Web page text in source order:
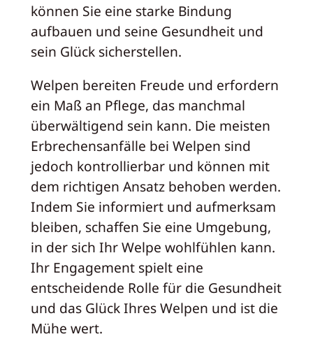
können Sie eine starke Bindung
aufbauen und seine Gesundheit und
sein Glück sicherstellen.
Welpen bereiten Freude und erfordern
ein Maß an Pflege, das manchmal
überwältigend sein kann. Die meisten
Erbrechensanfälle bei Welpen sind
jedoch kontrollierbar und können mit
dem richtigen Ansatz behoben werden.
Indem Sie informiert und aufmerksam
bleiben, schaffen Sie eine Umgebung,
in der sich Ihr Welpe wohlfühlen kann.
Ihr Engagement spielt eine
entscheidende Rolle für die Gesundheit
und das Glück Ihres Welpen und ist die
Mühe wert.